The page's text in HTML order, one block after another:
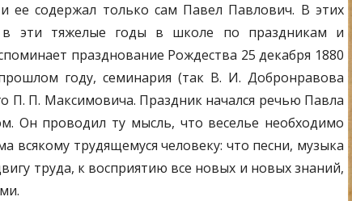
ее содержал только сам Павел Павлович. В этих
в эти тяжелые годы в школе по праздникам и
празднование Рождества 25 декабря 1880
году, семинария (так В. И. Добронравова
П. П. Максимовича. Праздник начался речью Павла
Он проводил ту мысль, что веселье необходимо
всякому трудящемуся человеку: что песни, музыка
труда, к восприятию все новых и новых знаний,